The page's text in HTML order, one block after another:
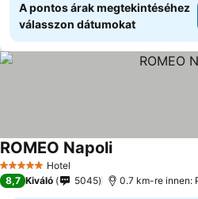
A pontos árak megtekintéséhez
válasszon dátumokat
5 KategóriaHotel
ROMEO NapoliÁrak
8,7 Kiváló 5045 0.7 km-re innen: